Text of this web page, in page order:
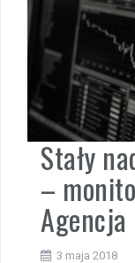
Stały
–
3 maja 2018